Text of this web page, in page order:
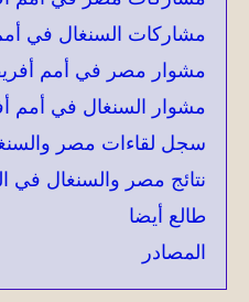
مشاركات السنغال في أمم
مشوار مصر في أمم أفريقيا
مشوار السنغال في أمم
سجل لقاءات مصر
نتائج مصر والسنغال في
طالع أيضا
المصادر